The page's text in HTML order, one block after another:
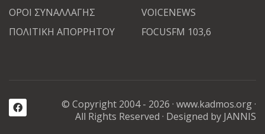
ΟΡΟΙ ΣΥΝΑΛΛΑΓΗΣ
ΠΟΛΙΤΙΚΗ ΑΠΟΡΡΗΤΟΥ
VOICENEWS
FOCUSFM 103,6
© Copyright 2004 - 2026 · www.kadmos.org·
All Rights Reserved · Designed by JANNIS